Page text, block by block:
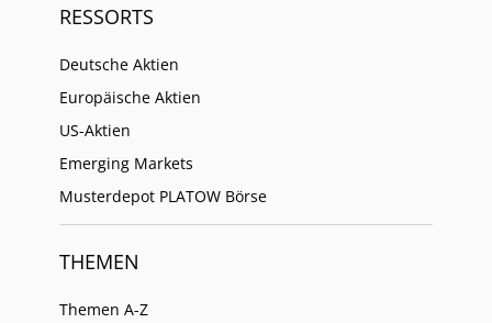
RESSORTS
Deutsche Aktien
Europäische Aktien
US-Aktien
Emerging Markets
Musterdepot PLATOW Börse
THEMEN
Themen A-Z